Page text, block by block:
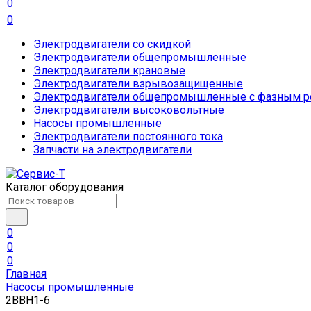
0
0
Электродвигатели со скидкой
Электродвигатели общепромышленные
Электродвигатели крановые
Электродвигатели взрывозащищенные
Электродвигатели общепромышленные с фазным
Электродвигатели высоковольтные
Насосы промышленные
Электродвигатели постоянного тока
Запчасти на электродвигатели
Каталог оборудования
0
0
0
Главная
Насосы промышленные
2ВВН1-6